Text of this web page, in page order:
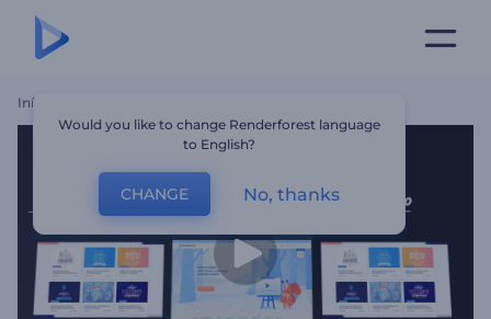
Início
Would you like to change Renderforest language
to English?
CHANGE No, thanks